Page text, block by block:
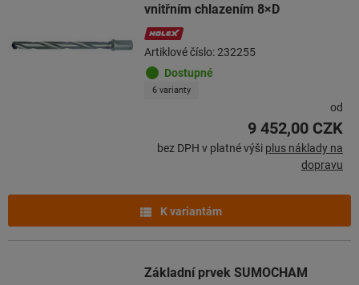
vnitřním chlazením 8×D
Artiklové číslo: 232255
Dostupné
6 varianty
od
9 452,00 CZK
bez DPH v platné výši plus náklady na
dopravu
K variantám
Základní prvek SUMOCHAM